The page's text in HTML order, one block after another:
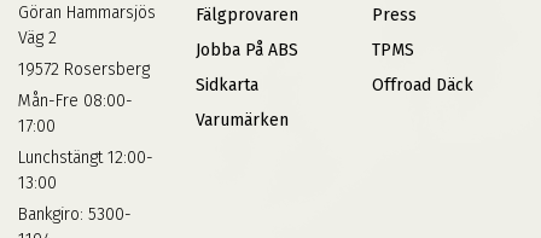
Göran Hammarsjös
Väg 2
19572 Rosersberg
Mån-Fre 08:00-
17:00
Lunchstängt 12:00-
13:00
Bankgiro: 5300-
Fälgprovaren
Jobba På ABS
Sidkarta
Varumärken
Press
TPMS
Offroad Däck